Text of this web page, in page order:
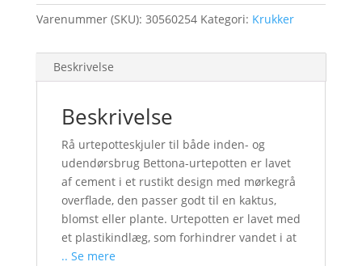
Varenummer (SKU): 30560254 Kategori: Krukker
Beskrivelse
Beskrivelse
Rå urtepotteskjuler til både inden- og
udendørsbrug Bettona-urtepotten er lavet
af cement i et rustikt design med mørkegrå
overflade, den passer godt til en kaktus,
blomst eller plante. Urtepotten er lavet med
et plastikindlæg, som forhindrer vandet i at
.. Se mere